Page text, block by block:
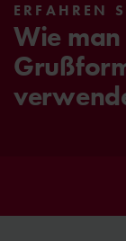
ERFAHREN
Wie